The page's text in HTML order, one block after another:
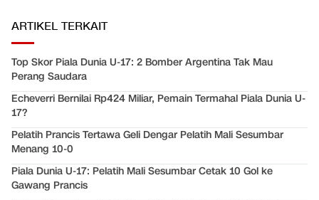
ARTIKEL TERKAIT
Top Skor Piala Dunia U-17: 2 Bomber Argentina Tak Mau
Perang Saudara
Echeverri Bernilai Rp424 Miliar, Pemain Termahal Piala Dunia U-
17?
Pelatih Prancis Tertawa Geli Dengar Pelatih Mali Sesumbar
Menang 10-0
Piala Dunia U-17: Pelatih Mali Sesumbar Cetak 10 Gol ke
Gawang Prancis